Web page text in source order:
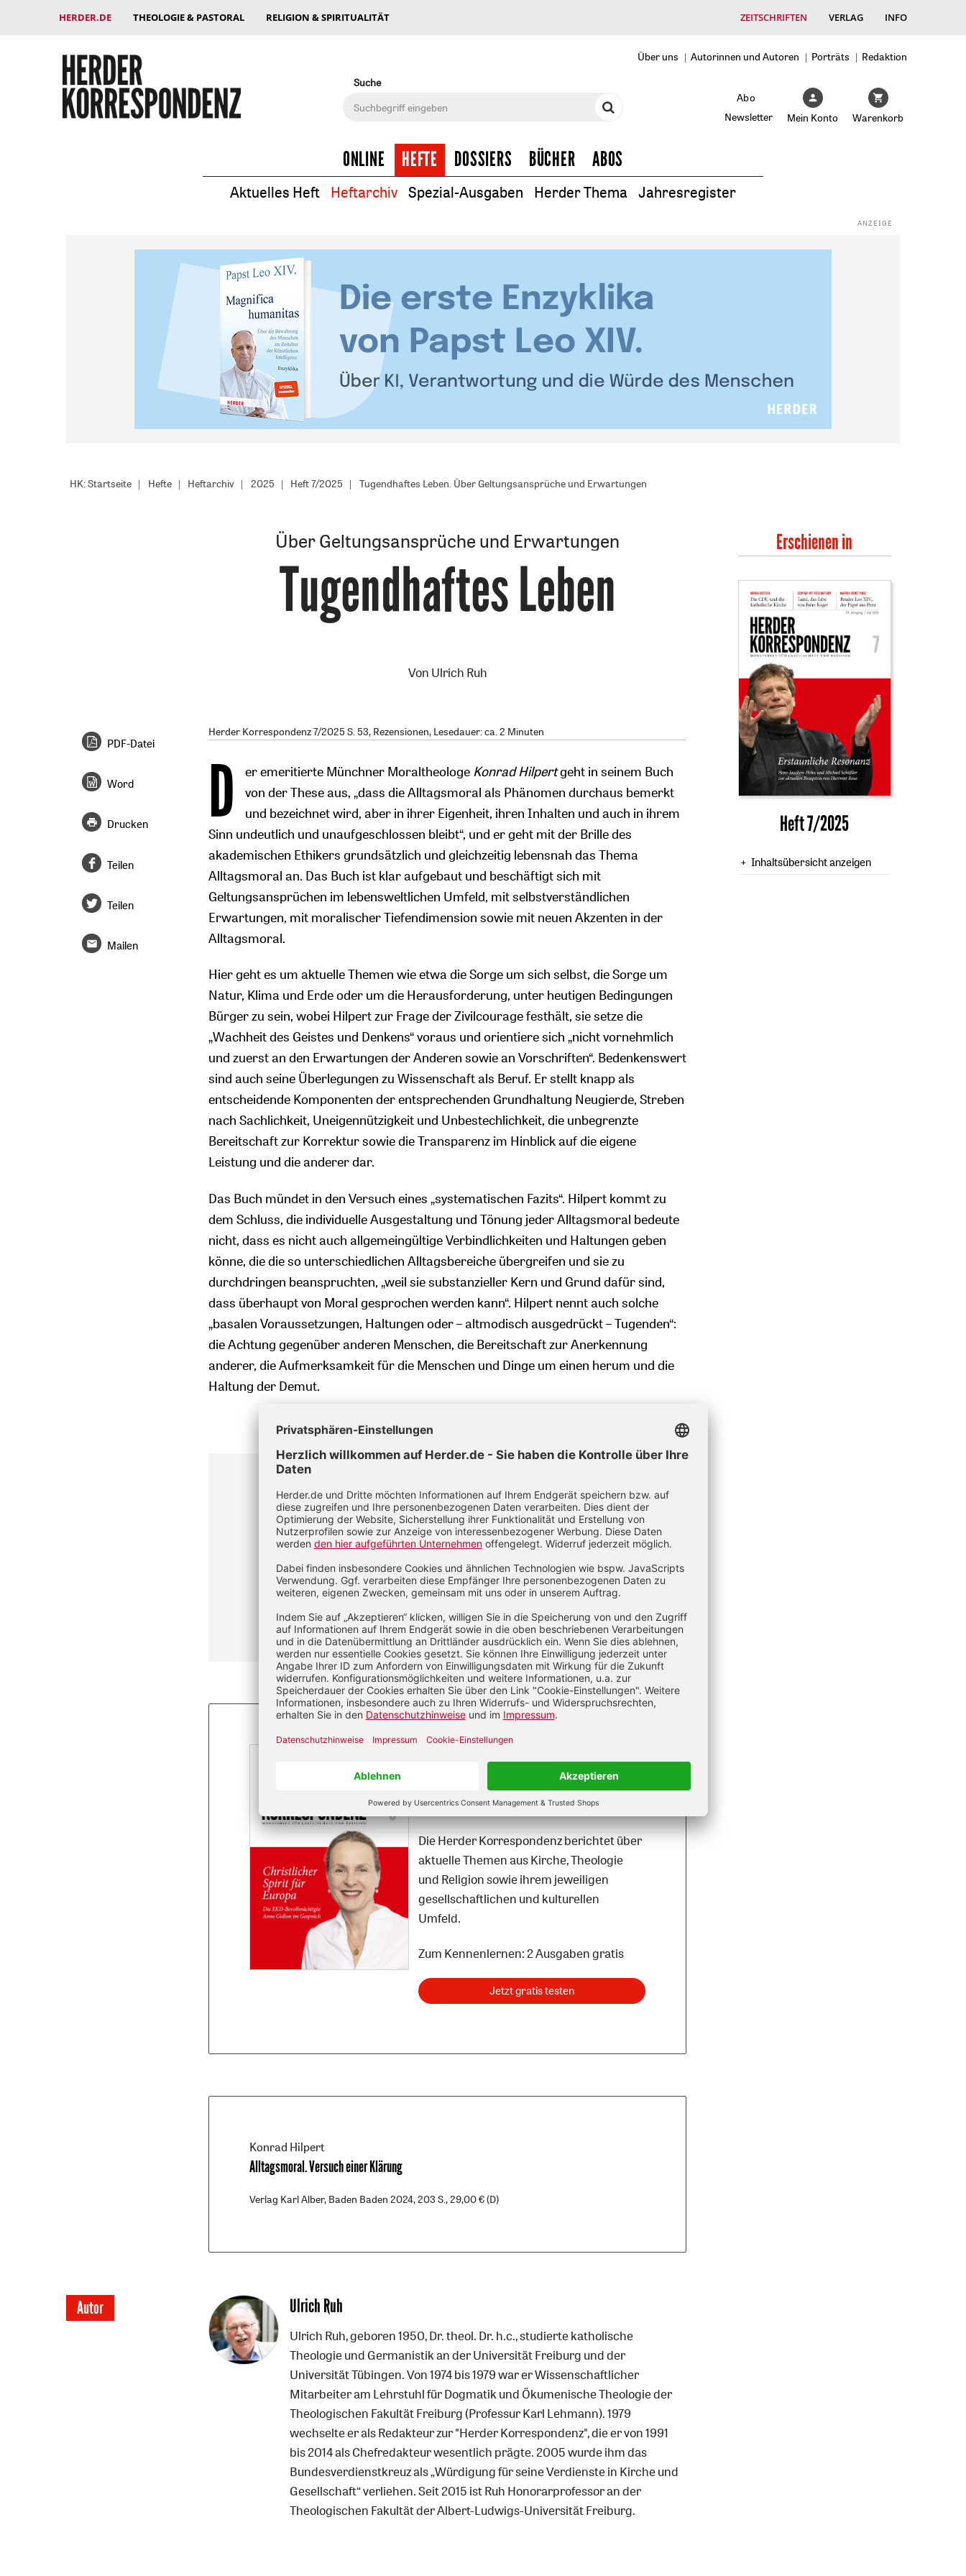
HERDER.DE THEOLOGIE & PASTORAL RELIGION & SPIRITUALITÄT ZEITSCHRIFTEN VERLAG INFO
Über uns Autorinnen und Autoren Porträts
Redaktion
Suche
Abo
Newsletter
Mein Konto Warenkorb
ONLINE HEFTE DOSSIERS BÜCHER ABOS
Aktuelles Heft Heftarchiv Spezial-Ausgaben Herder Thema Jahresregister
HK: Startseite Hefte Heftarchiv 2025 Heft 7/2025 Tugendhaftes Leben. Über Geltungsansprüche und Erwartungen
Über Geltungsansprüche und Erwartungen
:
Tugendhaftes Leben
Von Ulrich Ruh
Herder Korrespondenz 7/2025 S. 53, Rezensionen, Lesedauer: ca. 2 Minuten
D er emeritierte Münchner MoraltheologeKonrad Hilpertgeht in seinem Buch
von der These aus, „dass die Alltagsmoral als Phänomen durchaus bemerkt
und bezeichnet wird, aber in ihrer Eigenheit, ihren Inhalten und auch in ihrem
Sinn undeutlich und unaufgeschlossen bleibt“, und er geht mit der Brille des
akademischen Ethikers grundsätzlich und gleichzeitig lebensnah das Thema
Alltagsmoral an. Das Buch ist klar aufgebaut und beschäftigt sich mit
Geltungsansprüchen im lebensweltlichen Umfeld, mit selbstverständlichen
Erwartungen, mit moralischer Tiefendimension sowie mit neuen Akzenten in der
Alltagsmoral.
Hier geht es um aktuelle Themen wie etwa die Sorge um sich selbst, die Sorge um
Natur, Klima und Erde oder um die Herausforderung, unter heutigen Bedingungen
Bürger zu sein, wobei Hilpert zur Frage der Zivilcourage festhält, sie setze die
„Wachheit des Geistes und Denkens“ voraus und orientiere sich „nicht vornehmlich
und zuerst an den Erwartungen der Anderen sowie an Vorschriften“. Bedenkenswert
sind auch seine Überlegungen zu Wissenschaft als Beruf. Er stellt knapp als
entscheidende Komponenten der entsprechenden Grundhaltung Neugierde, Streben
nach Sachlichkeit, Uneigennützigkeit und Unbestechlichkeit, die unbegrenzte
Bereitschaft zur Korrektur sowie die Transparenz im Hinblick auf die eigene
Leistung und die anderer dar.
Das Buch mündet in den Versuch eines „systematischen Fazits“. Hilpert kommt zu
dem Schluss, die individuelle Ausgestaltung und Tönung jeder Alltagsmoral bedeute
nicht, dass es nicht auch allgemeingültige Verbindlichkeiten und Haltungen geben
könne, die die so unterschiedlichen Alltagsbereiche übergreifen und sie zu
durchdringen beanspruchten, „weil sie substanzieller Kern und Grund dafür sind,
dass überhaupt von Moral gesprochen werden kann“. Hilpert nennt auch solche
„basalen Voraussetzungen, Haltungen oder – altmodisch ausgedrückt – Tugenden“:
die Achtung gegenüber anderen Menschen, die Bereitschaft zur Anerkennung
anderer, die Aufmerksamkeit für die Menschen und Dinge um einen herum und die
Haltung der Demut.
Die Herder
Korrespondenz im Abo
Die Herder Korrespondenz berichtet über
aktuelle Themen aus Kirche, Theologie
und Religion sowie ihrem jeweiligen
gesellschaftlichen und kulturellen
Umfeld.
Zum Kennenlernen: 2 Ausgaben gratis
Jetzt gratis testen
Konrad Hilpert
Alltagsmoral.Versuch einer Klärung
Verlag Karl Alber, Baden Baden 2024, 203 S., 29,00 € (D)
PDF-Datei
Word
Drucken
Teilen
Teilen
Mailen
Überschrift
Autor Ulrich Ruh
Ulrich Ruh, geboren 1950, Dr. theol. Dr. h.c., studierte katholische
Theologie und Germanistik an der Universität Freiburg und der
Universität Tübingen. Von 1974 bis 1979 war er Wissenschaftlicher
Mitarbeiter am Lehrstuhl für Dogmatik und Ökumenische Theologie der
Theologischen Fakultät Freiburg (Professur Karl Lehmann). 1979
wechselte er als Redakteur zur "Herder Korrespondenz", die er von 1991
bis 2014 als Chefredakteur wesentlich prägte. 2005 wurde ihm das
Bundesverdienstkreuz als „Würdigung für seine Verdienste in Kirche und
Gesellschaft“ verliehen. Seit 2015 ist Ruh Honorarprofessor an der
Theologischen Fakultät der Albert-Ludwigs-Universität Freiburg.
Erschienen in
Heft 7/2025
Inhaltsübersicht anzeigen